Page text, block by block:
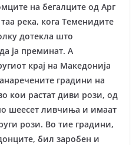
на бегалците од Арг
река, кога Теменидите
дотекла што
ја преминат. А
крај на Македонија
градини на
кои растат диви рози, од
шеесет ливчиња и имаат
рози. Во тие градини,
бил заробен и